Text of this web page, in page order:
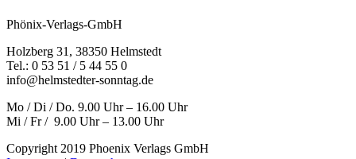
Phönix-Verlags-GmbH
Holzberg 31, 38350 Helmstedt
Tel.: 0 53 51 / 5 44 55 0
info@helmstedter-sonntag.de
Mo / Di / Do. 9.00 Uhr – 16.00 Uhr
Mi / Fr / 9.00 Uhr – 13.00 Uhr
Copyright 2019 Phoenix Verlags GmbH